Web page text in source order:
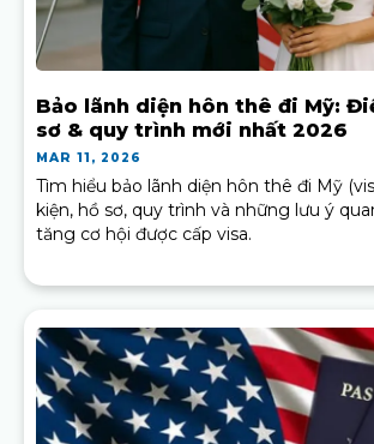
Bảo lãnh diện hôn thê đi Mỹ:
sơ & quy trình mới nhất 2026
MAR 11, 2026
Tìm hiểu bảo lãnh diện hôn thê đi Mỹ
kiện, hồ sơ, quy trình và những lưu ý
tăng cơ hội được cấp visa.